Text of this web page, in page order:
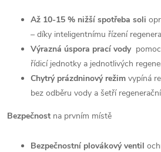
Až 10-15 % nižší spotřeba soli
– díky inteligentnímu řízení
Výrazná úspora prací vody
řídicí jednotky a jednotlivých
Chytrý prázdninový režim vypíná
bez odběru vody a šetří
Bezpečnost na prvním místě
Bezpečnostní plovákový ventil